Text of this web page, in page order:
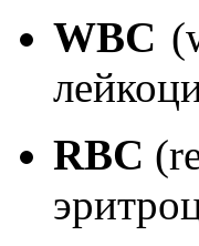
WBC
RBC